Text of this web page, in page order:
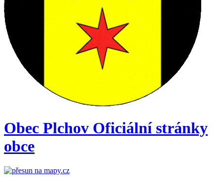
Obec Plchov Oficiální stránky
obce